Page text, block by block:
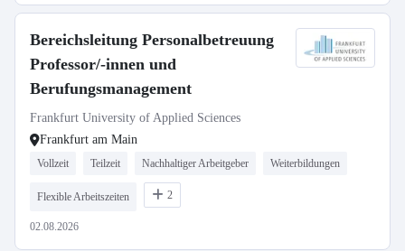
Bereichsleitung Personalbetreuung
Professor/-innen und
Berufungsmanagement
Frankfurt University of Applied Sciences
Frankfurt am Main
Vollzeit Teilzeit Nachhaltiger Arbeitgeber Weiterbildungen
Flexible Arbeitszeiten 2
02.08.2026